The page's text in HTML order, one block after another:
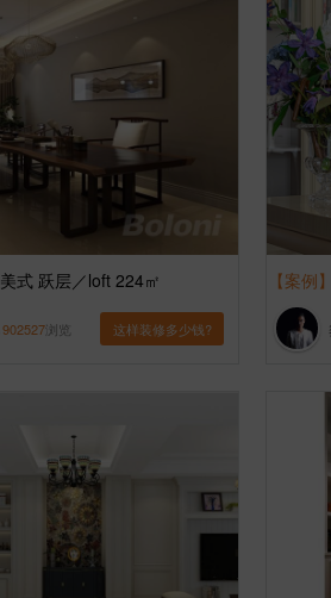
式 跃层／loft 224㎡
902527浏览 这样装修多少钱?
【案例